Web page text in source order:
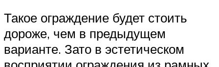
Такое ограждение будет стоить
дороже, чем в предыдущем
варианте. Зато в эстетическом